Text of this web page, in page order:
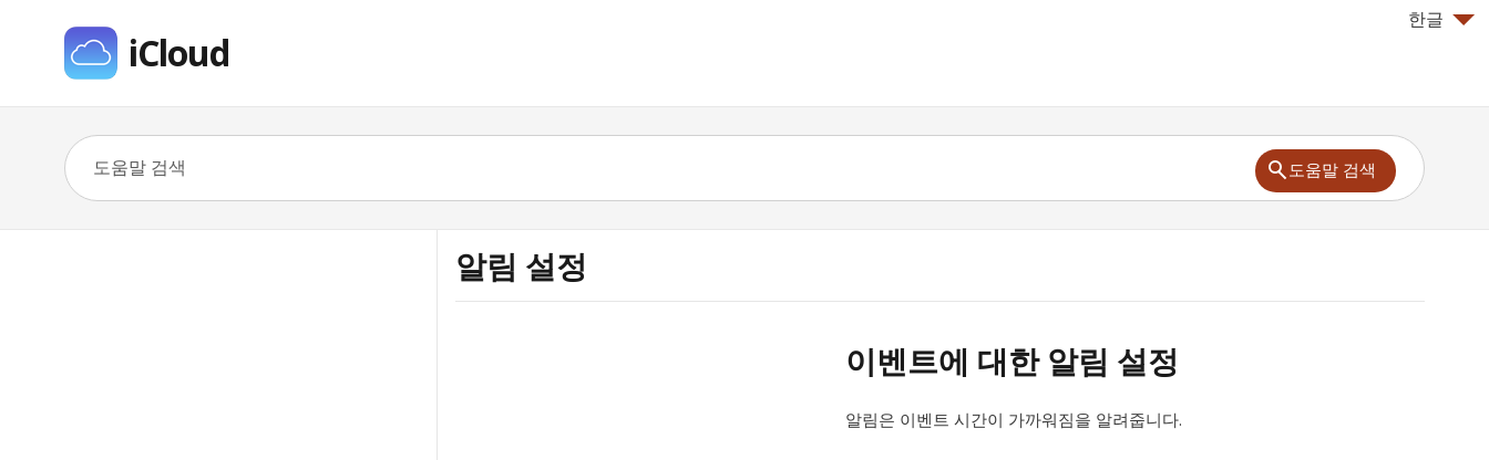
한글
iCloud
도움말 검색
알림 설정
이벤트에 대한 알림 설정
알림은 이벤트 시간이 가까워짐을 알려줍니다.